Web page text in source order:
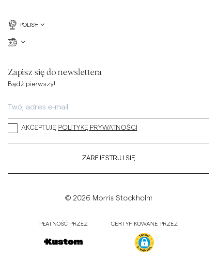
POLISH
Zapisz się do newslettera
Bądź pierwszy!
AKCEPTUJĘ POLITYKĘ PRYWATNOŚCI
ZAREJESTRUJ SIĘ
© 2026 Morris Stockholm
PŁATNOŚĆ PRZEZ CERTYFIKOWANE PRZEZ